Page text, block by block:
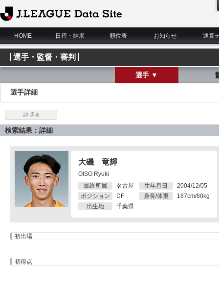
J.League Data Site
HOME
日程・結果 順位表 お知らせ 通算
選手・監督・審判
選手 ▼
選手詳細
戻る
検索結果：詳細
大磯 竜輝
OISO Ryuki
最終所属
名古屋
ポジション
DF
出生地
千葉県
生年月日
2004/12/05
身長/体重
187cm/80kg
初出場
初得点